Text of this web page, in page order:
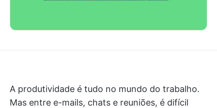
A produtividade é tudo no mundo do trabalho.
Mas entre e-mails, chats e reuniões, é difícil